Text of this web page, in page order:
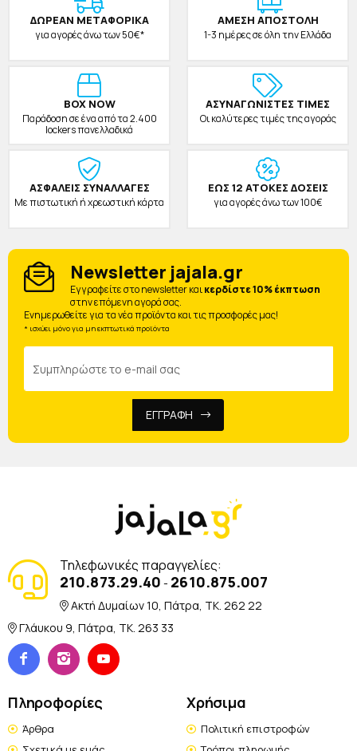
ΔΩΡΕAΝ ΜΕΤΑΦΟΡΙΚΑ
για αγορές άνω των 50€*
ΑΜΕΣΗ ΑΠΟΣΤΟΛΗ
1-3 ημέρες σε όλη την Ελλάδα
BOX NOW
Παράδοση σε ένα από τα 2.400
lockers πανελλαδικά
ΑΣΥΝΑΓΩΝΙΣΤΕΣ ΤΙΜΕΣ
Οι καλύτερες τιμές της αγοράς
ΑΣΦΑΛΕΙΣ ΣΥΝΑΛΛΑΓΕΣ
Με πιστωτική ή χρεωστική κάρτα
ΕΩΣ 12 ΑΤΟΚΕΣ ΔΟΣΕΙΣ
για αγορές άνω των 100€
Newsletter jajala.gr
Eγγραφείτε στο newsletter καικερδίστε 10% έκπτωση
στην επόμενη αγορά σας.
Ενημερωθείτε για τα νέα προϊόντα και τις προσφορές μας!
* ισχύει μόνο για μη εκπτωτικά προϊόντα
ΕΓΓΡΑΦΗ
Τηλεφωνικές παραγγελίες:
210.873.29.40 - 2610.875.007
Ακτή Δυμαίων 10, Πάτρα, TK. 262 22
Γλάυκου 9, Πάτρα, TK. 263 33
Πληροφορίες
Άρθρα
Χρήσιμα
Πολιτική επιστροφών